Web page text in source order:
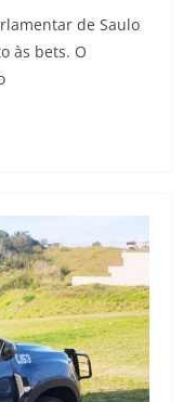
de Saulo
às bets. O